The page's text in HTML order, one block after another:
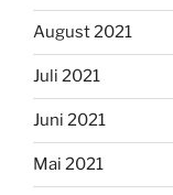
August 2021
Juli 2021
Juni 2021
Mai 2021